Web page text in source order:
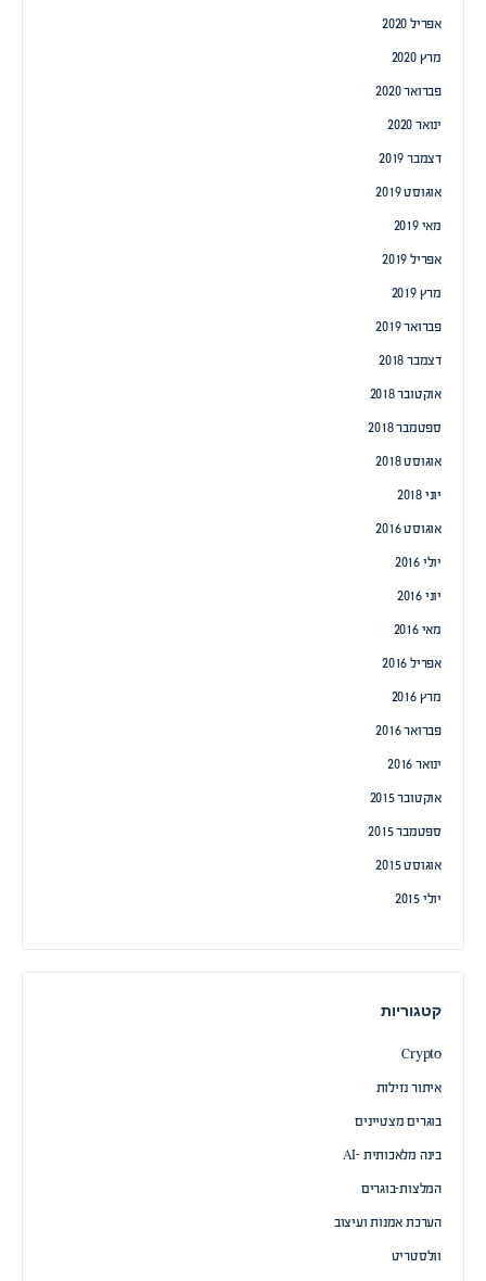
אפריל 2020
מרץ 2020
פברואר 2020
ינואר 2020
דצמבר 2019
אוגוסט 2019
מאי 2019
אפריל 2019
מרץ 2019
פברואר 2019
דצמבר 2018
אוקטובר 2018
ספטמבר 2018
אוגוסט 2018
יוני 2018
אוגוסט 2016
יולי 2016
יוני 2016
מאי 2016
אפריל 2016
מרץ 2016
פברואר 2016
ינואר 2016
אוקטובר 2015
ספטמבר 2015
אוגוסט 2015
יולי 2015
קטגוריות
Crypto
איתור נזילות
בוגרים מצטיינים
בינה מלאכותית -AI
המלצות-בוגרים
הערכת אמנות ועיצוב
וולסטריט